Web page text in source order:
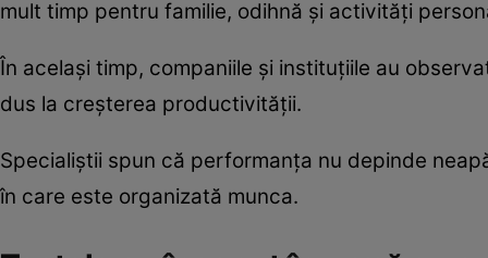
mult timp pentru familie, odihnă și activități
În același timp, companiile și instituțiile au
dus la creșterea productivității.
Specialiștii spun că performanța nu depinde
în care este organizată munca.